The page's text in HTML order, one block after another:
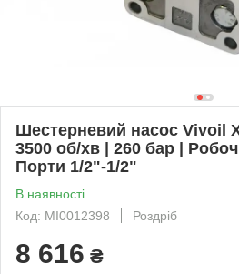
Шестерневий насос Vivoil
3500 об/хв | 260 бар |
Порти 1/2"-1/2"
В наявності
Код: MI0012398
Роздріб
8 616 ₴